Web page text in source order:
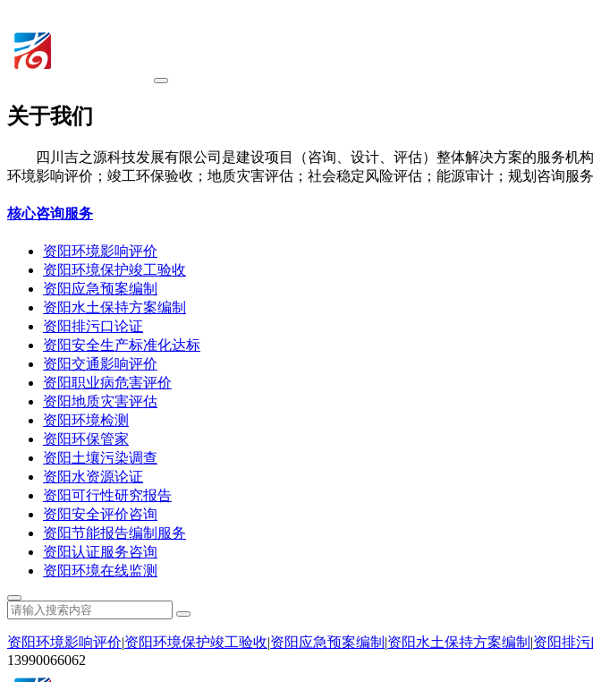
关于我们
四川吉之源科技发展有限公司是建设项目（咨询、设计、评估）整体解决方案的服务
环境影响评价；竣工环保验收；地质灾害评估；社会稳定风险评估；能源审计；规划咨询服
核心咨询服务
资阳环境影响评价
资阳环境保护竣工验收
资阳应急预案编制
资阳水土保持方案编制
资阳排污口论证
资阳安全生产标准化达标
资阳交通影响评价
资阳职业病危害评价
资阳地质灾害评估
资阳环境检测
资阳环保管家
资阳土壤污染调查
资阳水资源论证
资阳可行性研究报告
资阳安全评价咨询
资阳节能报告编制服务
资阳认证服务咨询
资阳环境在线监测
资阳环境影响评价|资阳环境保护竣工验收|资阳应急预案编制 |资阳水土保持方案编制 |资阳排
13990066062